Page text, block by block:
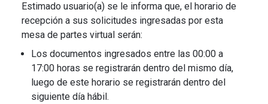
Estimado usuario(a) se le informa que, el horario de
recepción a sus solicitudes ingresadas por esta
mesa de partes virtual serán:
Los documentos ingresados entre las 00:00 a
17:00 horas se registrarán dentro del mismo día,
luego de este horario se registrarán dentro del
siguiente día hábil.